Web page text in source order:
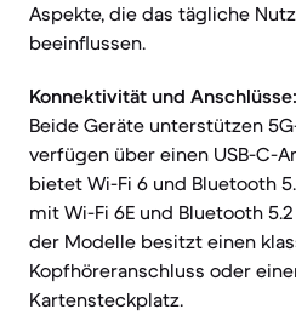
Aspekte, die das tägliche
beeinflussen.
Konnektivität und Anschlüsse:
Beide Geräte unterstützen
verfügen über einen USB-C-
bietet Wi-Fi 6 und Bluetooth
mit Wi-Fi 6E und Bluetooth
der Modelle besitzt einen
Kopfhöreranschluss oder
Kartensteckplatz.